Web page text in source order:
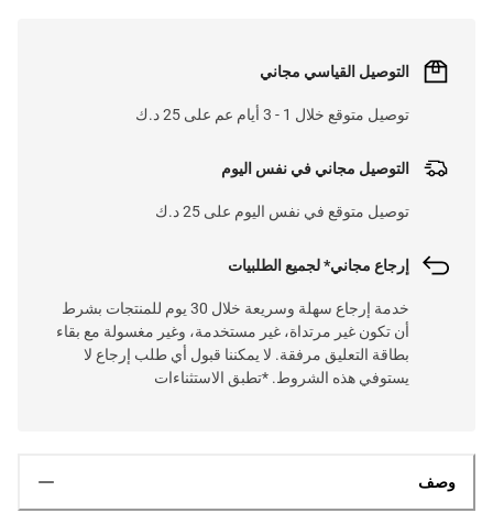
التوصيل القياسي مجاني
توصيل متوقع خلال 1 - 3 أيام عم على 25 د.ك
التوصيل مجاني في نفس اليوم
توصيل متوقع في نفس اليوم على 25 د.ك
إرجاع مجاني* لجميع الطلبيات
خدمة إرجاع سهلة وسريعة خلال 30 يوم للمنتجات بشرط
أن تكون غير مرتداة، غير مستخدمة، وغير مغسولة مع بقاء
بطاقة التعليق مرفقة. لا يمكننا قبول أي طلب إرجاع لا
يستوفي هذه الشروط. *تطبق الاستثناءات
وصف